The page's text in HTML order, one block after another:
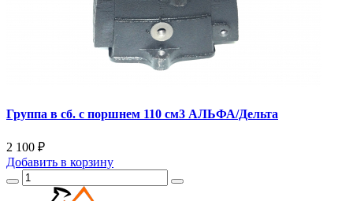
Группа в сб. с поршнем 110 см3 АЛЬФА/Дельта
2 100 ₽
Добавить в корзину